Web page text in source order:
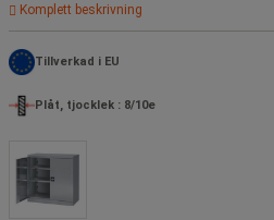
Komplett beskrivning
Tillverkad i EU
Plåt, tjocklek : 8/10e